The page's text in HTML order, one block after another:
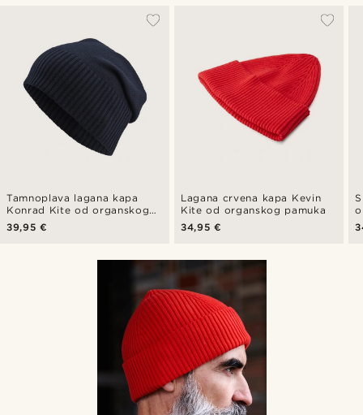
Tamnoplava lagana kapa
Konrad Kite od organskog
pamuka
39,95 €
Lagana crvena kapa Kevin
Kite od organskog pamuka
34,95 €